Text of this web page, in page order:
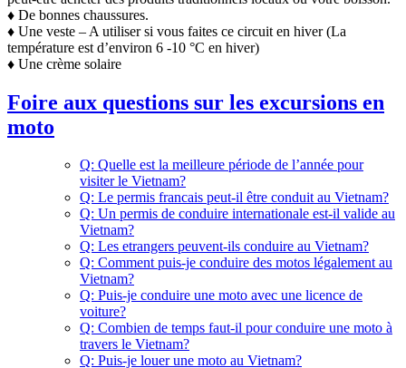
♦️ De bonnes chaussures.
♦️ Une veste – A utiliser si vous faites ce circuit en hiver (La
température est d’environ 6 -10 °C en hiver)
♦️ Une crème solaire
Foire aux questions sur les excursions en
moto
Q: Quelle est la meilleure période de l’année pour
visiter le Vietnam?
Q: Le permis francais peut-il être conduit au Vietnam?
Q: Un permis de conduire internationale est-il valide au
Vietnam?
Q: Les etrangers peuvent-ils conduire au Vietnam?
Q: Comment puis-je conduire des motos légalement au
Vietnam?
Q: Puis-je conduire une moto avec une licence de
voiture?
Q: Combien de temps faut-il pour conduire une moto à
travers le Vietnam?
Q: Puis-je louer une moto au Vietnam?